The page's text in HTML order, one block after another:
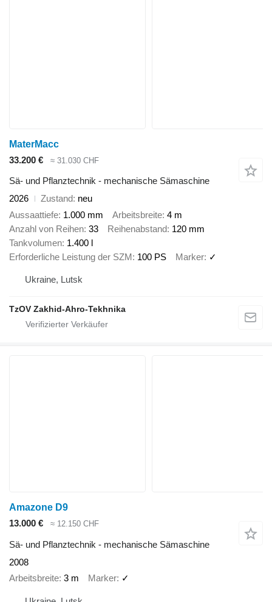
MaterMacc
33.200 €
≈ 31.030 CHF
Sä- und Pflanztechnik - mechanische Sämaschine
2026
Zustand neu
Aussaattiefe 1.000 mm Arbeitsbreite 4 m
Anzahl von Reihen 33 Reihenabstand 120 mm
Tankvolumen 1.400 l
Erforderliche Leistung der SZM 100 PS Marker ✓
Ukraine, Lutsk
TzOV Zakhid-Ahro-Tekhnika
Amazone D9
13.000 €
≈ 12.150 CHF
Sä- und Pflanztechnik - mechanische Sämaschine
2008
Arbeitsbreite 3 m Marker ✓